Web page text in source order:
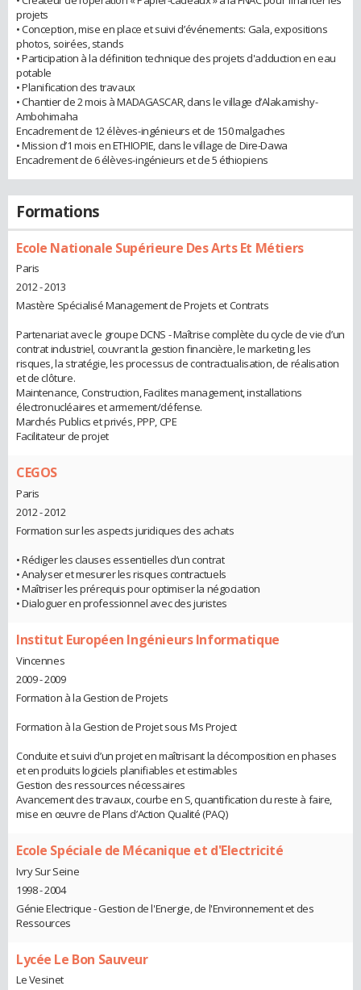
projets
• Conception, mise en place et suivi d’événements: Gala, expositions
photos, soirées, stands
• Participation à la définition technique des projets d'adduction en eau
potable
• Planification des travaux
• Chantier de 2 mois à MADAGASCAR, dans le village d’Alakamishy-
Ambohimaha
Encadrement de 12 élèves-ingénieurs et de 150 malgaches
• Mission d’1 mois en ETHIOPIE, dans le village de Dire-Dawa
Encadrement de 6 élèves-ingénieurs et de 5 éthiopiens
Formations
Ecole Nationale Supérieure Des Arts Et Métiers
Paris
2012 - 2013
Mastère Spécialisé Management de Projets et Contrats
Partenariat avec le groupe DCNS - Maîtrise complète du cycle de vie d’un
contrat industriel, couvrant la gestion financière, le marketing, les
risques, la stratégie, les processus de contractualisation, de réalisation
et de clôture.
Maintenance, Construction, Facilites management, installations
électronucléaires et armement/défense.
Marchés Publics et privés, PPP, CPE
Facilitateur de projet
CEGOS
Paris
2012 - 2012
Formation sur les aspects juridiques des achats
• Rédiger les clauses essentielles d’un contrat
• Analyser et mesurer les risques contractuels
• Maîtriser les prérequis pour optimiser la négociation
• Dialoguer en professionnel avec des juristes
Institut Européen Ingénieurs Informatique
Vincennes
2009 - 2009
Formation à la Gestion de Projets
Formation à la Gestion de Projet sous Ms Project
Conduite et suivi d’un projet en maîtrisant la décomposition en phases
et en produits logiciels planifiables et estimables
Gestion des ressources nécessaires
Avancement des travaux, courbe en S, quantification du reste à faire,
mise en œuvre de Plans d’Action Qualité (PAQ)
Ecole Spéciale de Mécanique et d'Electricité
Ivry Sur Seine
1998 - 2004
Génie Electrique - Gestion de l'Energie, de l'Environnement et des
Ressources
Lycée Le Bon Sauveur
Le Vesinet